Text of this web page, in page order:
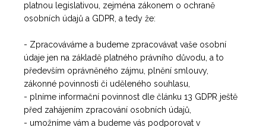
platnou legislativou, zejména zákonem o ochraně
osobních údajů a GDPR, a tedy že:
- Zpracováváme a budeme zpracovávat vaše osobní
údaje jen na základě platného právního důvodu, a to
především oprávněného zájmu, plnění smlouvy,
zákonné povinnosti či uděleného souhlasu,
- plníme informační povinnost dle článku 13 GDPR ještě
před zahájením zpracování osobních údajů,
- umožníme vám a budeme vás podporovat v